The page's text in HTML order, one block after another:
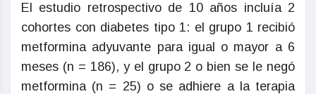
El estudio retrospectivo de 10 años incluía 2
cohortes con diabetes tipo 1: el grupo 1 recibió
metformina adyuvante para igual o mayor a 6
meses (n = 186), y el grupo 2 o bien se le negó
metformina (n = 25) o se adhiere a la terapia